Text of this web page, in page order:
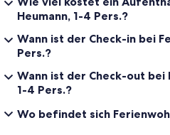
Heumann, 1-4 Pers.?
Wann ist der Check-in bei
Pers.?
Wann ist der Check-out bei
1-4 Pers.?
Wo befindet sich